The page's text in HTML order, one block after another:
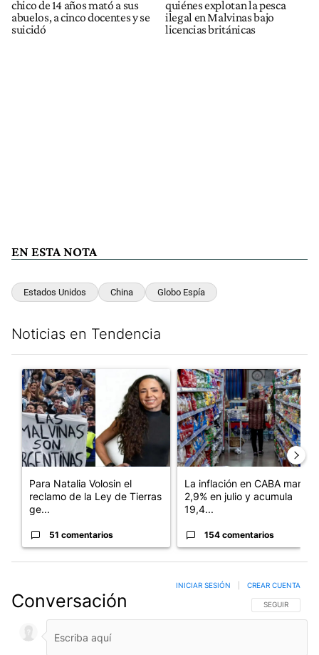
chico de 14 años mató a sus
abuelos, a cinco docentes y se
suicidó
quiénes explotan la pesca
ilegal en Malvinas bajo
licencias británicas
EN ESTA NOTA
Estados Unidos China Globo Espía
Noticias en Tendencia
Un artículo de tendencia con el título "Para Natalia Volosin el
Para Natalia Volosin el
reclamo de la Ley de Tierras
ge...
51 comentarios
Un artículo de tendencia con
La inflación en CABA marcó
2,9% en julio y acumula
19,4...
154 comentarios
Conversación SIGA ESTA
SEGUIR
INICIAR SESIÓN CREAR CUENTA